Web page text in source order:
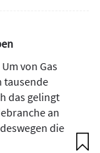
von Gas
tausende
das gelingt
an
die